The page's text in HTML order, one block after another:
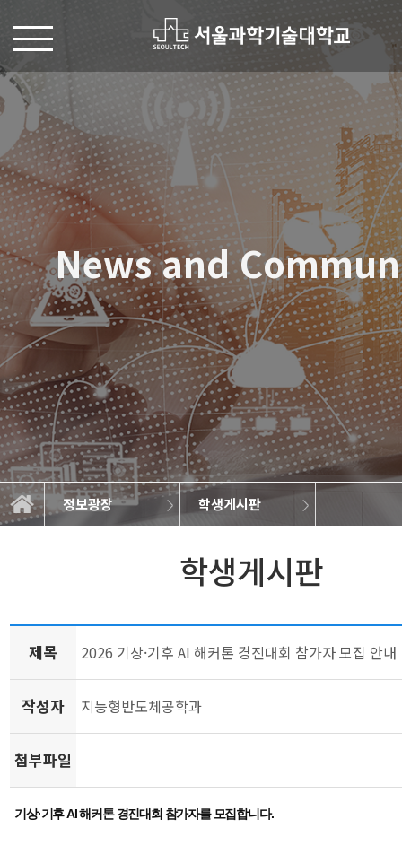
News and
정보광장 학생게시판
전공소개
학과소개
학사정보
대학원
정보광장
공지사항
학과규정
갤러리
학생게시판
학과소식
학생게시판
제목 2026 기상·기후 AI 해커톤 경진대회 참가자 모집 안내
작성자 지능형반도체공학과
첨부파일
기상·기후 AI 해커톤 경진대회 참가자를 모집합니다.